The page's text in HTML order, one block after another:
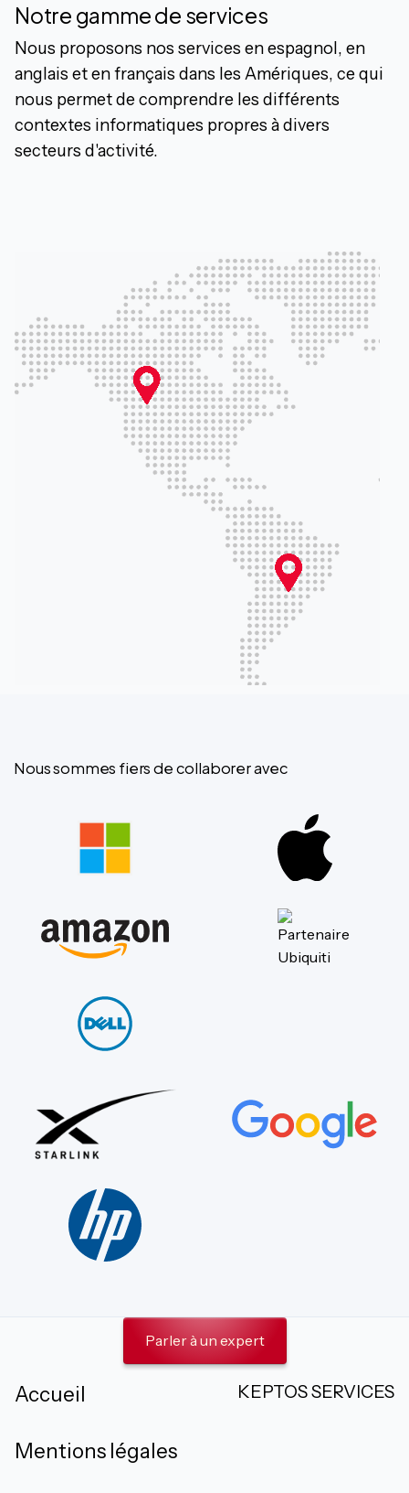
Notre gamme de services
Nous proposons nos services en espagnol, en
anglais et en français dans les Amériques, ce qui
nous permet de comprendre les différents
contextes informatiques propres à divers
secteurs d'activité.
Nous sommes fiers de collaborer avec
Parler à un expert
Accueil
Mentions légales
KEPTOS SERVICES